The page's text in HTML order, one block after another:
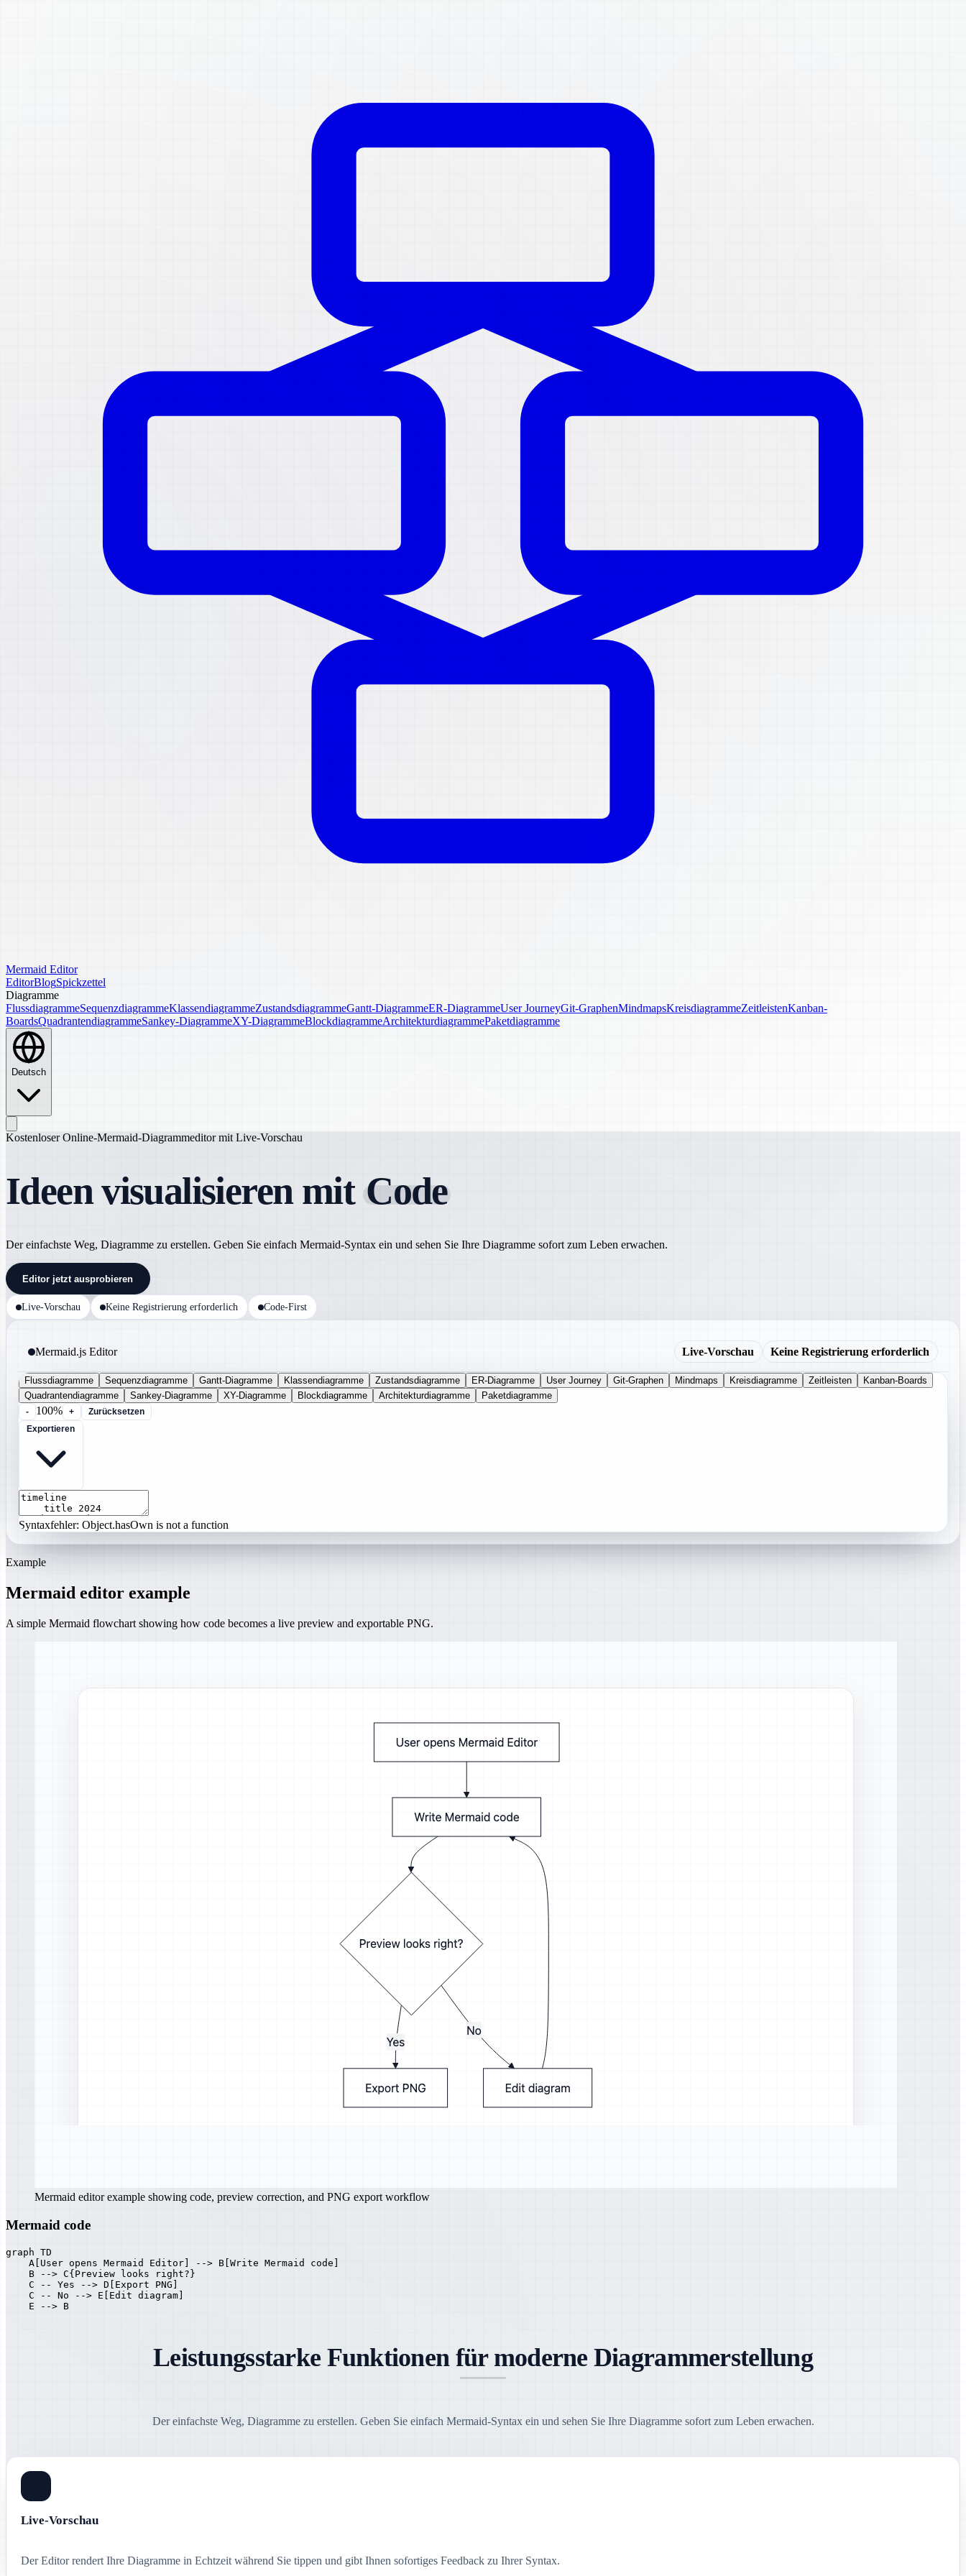
Mermaid Editor
EditorBlogSpickzettel
Diagramme
FlussdiagrammeSequenzdiagrammeKlassendiagrammeZustandsdiagrammeGantt-DiagrammeER-DiagrammeUser JourneyGit-GraphenMindmapsKreisdiagrammeZeitleistenKanban-
BoardsQuadrantendiagrammeSankey-DiagrammeXY-DiagrammeBlockdiagrammeArchitekturdiagrammePaketdiagramme
Deutsch
Kostenloser Online-Mermaid-Diagrammeditor mit Live-Vorschau
Ideen visualisieren mit Code
Der einfachste Weg, Diagramme zu erstellen. Geben Sie einfach Mermaid-Syntax ein und sehen Sie Ihre Diagramme sofort zum Leben erwachen.
Editor jetzt ausprobieren
Live-Vorschau Keine Registrierung erforderlich Code-First
Mermaid.js Editor Live-Vorschau Keine Registrierung erforderlich
Flussdiagramme Sequenzdiagramme Gantt-Diagramme Klassendiagramme Zustandsdiagramme ER-Diagramme User Journey Git-Graphen Mindmaps Kreisdiagramme Zeitleisten
Kanban-Boards
Quadrantendiagramme
Sankey-Diagramme XY-Diagramme Blockdiagramme Architekturdiagramme Paketdiagramme
- 100% +
Zurücksetzen
Syntaxfehler: Object.hasOwn is not a function
Example
Mermaid editor example
A simple Mermaid flowchart showing how code becomes a live preview and exportable PNG.
Mermaid editor example showing code, preview correction, and PNG export workflow
Mermaid code
graph TD
    A[User opens Mermaid Editor] --> B[Write Mermaid code]
    B --> C{Preview looks right?}
    C -- Yes --> D[Export PNG]
    C -- No --> E[Edit diagram]
    E --> B
Leistungsstarke Funktionen für moderne Diagrammerstellung
Der einfachste Weg, Diagramme zu erstellen. Geben Sie einfach Mermaid-Syntax ein und sehen Sie Ihre Diagramme sofort zum Leben erwachen.
Live-Vorschau
Der Editor rendert Ihre Diagramme in Echtzeit während Sie tippen und gibt Ihnen sofortiges Feedback zu Ihrer Syntax.